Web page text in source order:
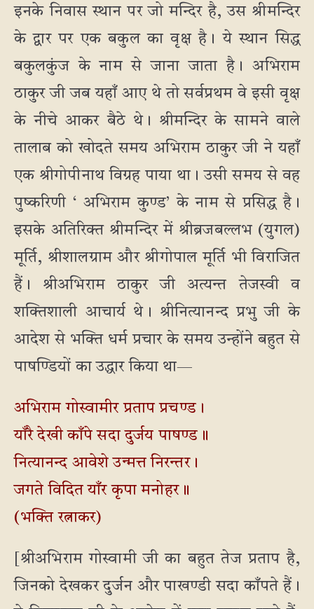
इनके निवास स्थान पर जो मन्दिर है, उस श्रीमन्दिर
के द्वार पर एक बकुल का वृक्ष है। ये स्थान सिद्ध
बकुलकुंज के नाम से जाना जाता है। अभिराम
ठाकुर जी जब यहाँ आए थे तो सर्वप्रथम वे इसी वृक्ष
के नीचे आकर बैठे थे। श्रीमन्दिर के सामने वाले
तालाब को खोदते समय अभिराम ठाकुर जी ने यहाँ
एक श्रीगोपीनाथ विग्रह पाया था। उसी समय से वह
पुष्करिणी ‘ अभिराम कुण्ड’ के नाम से प्रसिद्ध है।
इसके अतिरिक्त श्रीमन्दिर में श्रीब्रजबल्लभ (युगल)
मूर्ति, श्रीशालग्राम और श्रीगोपाल मूर्ति भी विराजित
हैं। श्रीअभिराम ठाकुर जी अत्यन्त तेजस्वी व
शक्तिशाली आचार्य थे। श्रीनित्यानन्द प्रभु जी के
आदेश से भक्ति धर्म प्रचार के समय उन्होंने बहुत से
पाषण्डियों का उद्धार किया था—
अभिराम गोस्वामीर प्रताप प्रचण्ड।
याँरै देखी काँपे सदा दुर्जय पाषण्ड॥
नित्यानन्द आवेशे उन्मत्त निरन्तर।
जगते विदित याँर कृपा मनोहर॥
(भक्ति रत्नाकर)
[श्रीअभिराम गोस्वामी जी का बहुत तेज प्रताप है,
जिनको देखकर दुर्जन और पाखण्डी सदा काँपते हैं।